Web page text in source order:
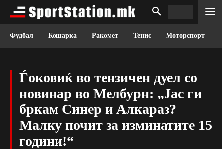
Фудбал Кошарка Ракомет Тенис Моторспорт
Ѓоковиќ во тензичен дуел со
новинар во Мелбурн: „Јас ги
бркам Синер и Алкараз?
Малку почит за изминатите 15
години!“